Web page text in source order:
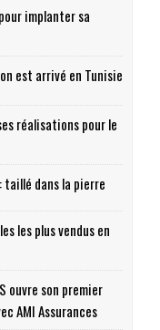
implanter sa
est arrivé en Tunisie
réalisations pour le
taillé dans la pierre
les plus vendus en
ouvre son premier
AMI Assurances